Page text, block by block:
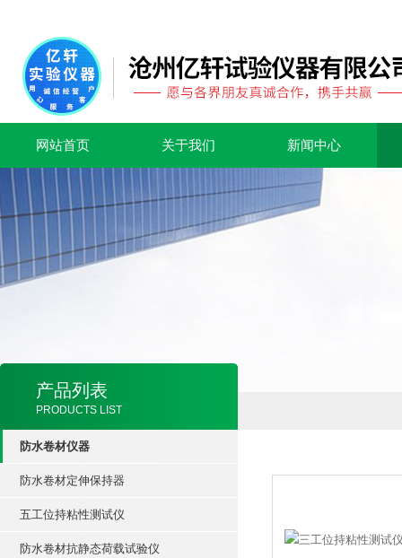
网站首页 关于我们 新闻中心
产品列表
PRODUCTS LIST
防水卷材仪器
防水卷材定伸保持器
五工位持粘性测试仪
防水卷材抗静态荷载试验仪